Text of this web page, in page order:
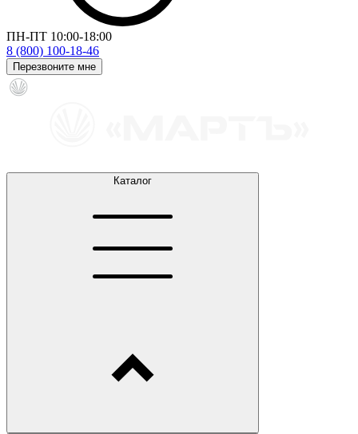
ПН-ПТ 10:00-18:00
8 (800) 100-18-46
Перезвоните мне
Каталог